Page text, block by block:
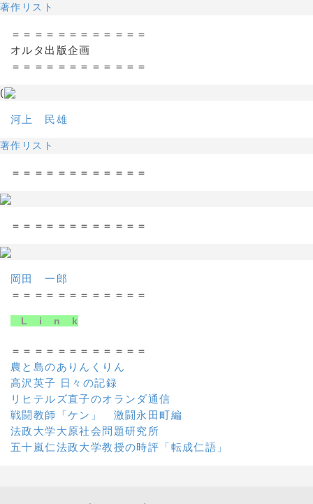
著作リスト
＝＝＝＝＝＝＝＝＝＝＝＝
オルタ出版企画
＝＝＝＝＝＝＝＝＝＝＝＝
(
河上 民雄
著作リスト
＝＝＝＝＝＝＝＝＝＝＝＝
＝＝＝＝＝＝＝＝＝＝＝＝
岡田 一郎
＝＝＝＝＝＝＝＝＝＝＝＝
L i n k
＝＝＝＝＝＝＝＝＝＝＝＝
農と島のありんくりん
高沢英子 日々の記録
リヒテルズ直子のオランダ通信
戦闘教師「ケン」 激闘永田町編
法政大学大原社会問題研究所
五十嵐仁法政大学教授の時評「転成仁語」